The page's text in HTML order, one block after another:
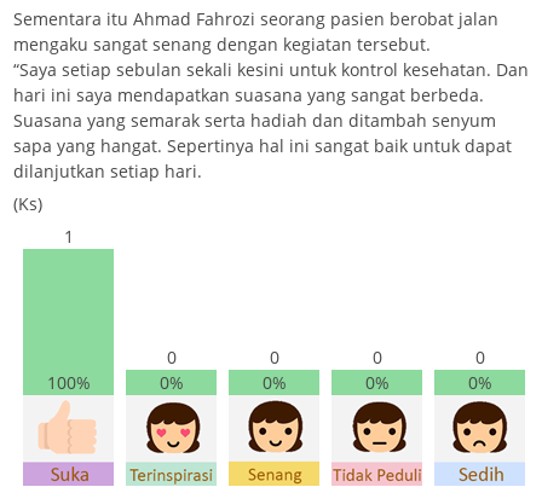
Sementara itu Ahmad Fahrozi seorang pasien berobat jalan
mengaku sangat senang dengan kegiatan tersebut.
“Saya setiap sebulan sekali kesini untuk kontrol kesehatan. Dan
hari ini saya mendapatkan suasana yang sangat berbeda.
Suasana yang semarak serta hadiah dan ditambah senyum
sapa yang hangat. Sepertinya hal ini sangat baik untuk dapat
dilanjutkan setiap hari.
(Ks)
1
100%
0
0%
0
0%
0
0%
0
0%